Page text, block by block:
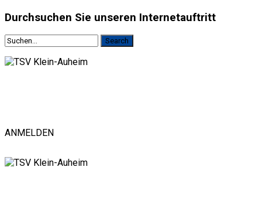
Durchsuchen Sie unseren Internetauftritt
ANMELDEN